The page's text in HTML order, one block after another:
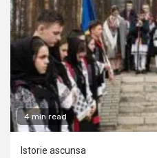
4 min read
Istorie ascunsa